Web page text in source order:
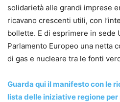
solidarietà alle grandi imprese
ricavano crescenti utili, con
bollette. E di esprimere in sede
Parlamento Europeo una netta
di gas e nucleare tra le fonti
Guarda qui il manifesto con le
lista delle iniziative regione per